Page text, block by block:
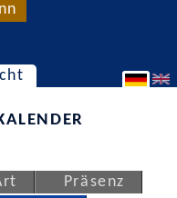
Präsenz